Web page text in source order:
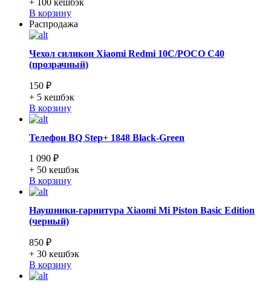
+ 100 кешбэк
В корзину
Распродажа
Чехол силикон Xiaomi Redmi 10C/POCO C40
(прозрачный)
150 ₽
+ 5 кешбэк
В корзину
Телефон BQ Step+ 1848 Black-Green
1 090 ₽
+ 50 кешбэк
В корзину
Наушники-гарнитура Xiaomi Mi Piston Basic Edition
(черный)
850 ₽
+ 30 кешбэк
В корзину